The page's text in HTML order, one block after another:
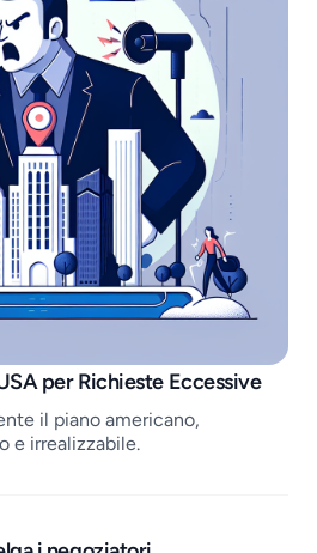
per Richieste Eccessive
il piano americano,
e irrealizzabile.